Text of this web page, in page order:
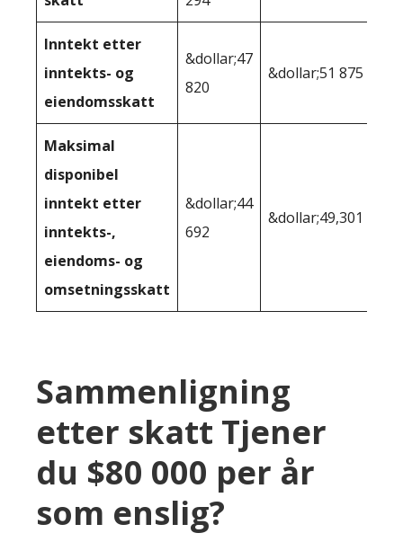
Inntekt etter
inntekts- og
eiendomsskatt
&dollar;47
820
&dollar;51 875
Maksimal
disponibel
inntekt etter
inntekts-,
eiendoms- og
omsetningsskatt
&dollar;44
692
&dollar;49,301
Sammenligning
etter skatt Tjener
du $80 000 per år
som enslig?